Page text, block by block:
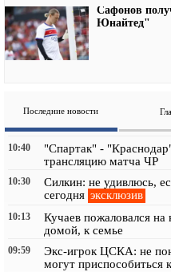
Сафонов
Юнайтед"
Последние новости
10:40
"Спартак" -
трансляцию матча ЧР
10:30
Силкин: не удивлюсь,
сегодня эксклюзив
10:13
Кучаев пожаловался на
домой, к семье
09:59
Экс-игрок ЦСКА: не
могут приспособиться